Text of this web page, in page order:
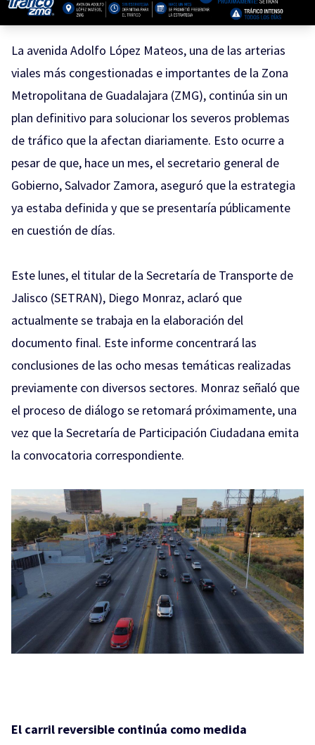
La avenida Adolfo López Mateos, una de las arterias
viales más congestionadas e importantes de la Zona
Metropolitana de Guadalajara (ZMG), continúa sin un
plan definitivo para solucionar los severos problemas
de tráfico que la afectan diariamente. Esto ocurre a
pesar de que, hace un mes, el secretario general de
Gobierno, Salvador Zamora, aseguró que la estrategia
ya estaba definida y que se presentaría públicamente
en cuestión de días.
Este lunes, el titular de la Secretaría de Transporte de
Jalisco (SETRAN), Diego Monraz, aclaró que
actualmente se trabaja en la elaboración del
documento final. Este informe concentrará las
conclusiones de las ocho mesas temáticas realizadas
previamente con diversos sectores. Monraz señaló que
el proceso de diálogo se retomará próximamente, una
vez que la Secretaría de Participación Ciudadana emita
la convocatoria correspondiente.
El carril reversible continúa como medida